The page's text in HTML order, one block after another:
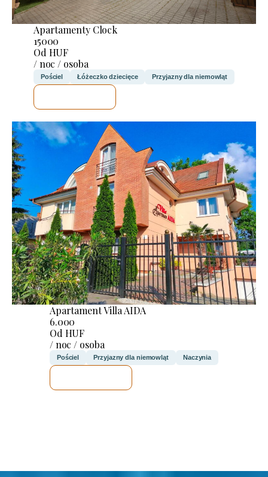
Apartamenty Clock
15000
Od HUF
/ noc / osoba
Pościel Łóżeczko dziecięce Przyjazny dla niemowląt
Apartament Villa AIDA
6.000
Od HUF
/ noc / osoba
Pościel Przyjazny dla niemowląt Naczynia